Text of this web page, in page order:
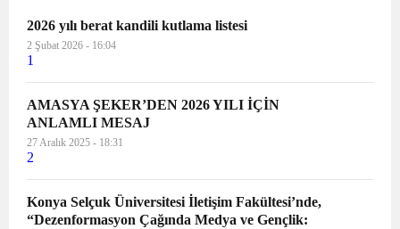
duası ve kurban geleneği köy halkı
2026 yılı berat kandili kutlama listesi
2 Şubat 2026 - 16:04
1
AMASYA ŞEKER’DEN 2026 YILI İÇİN
ANLAMLI MESAJ
27 Aralık 2025 - 18:31
2
Konya Selçuk Üniversitesi İletişim Fakültesi’nde,
“Dezenformasyon Çağında Medya ve Gençlik: